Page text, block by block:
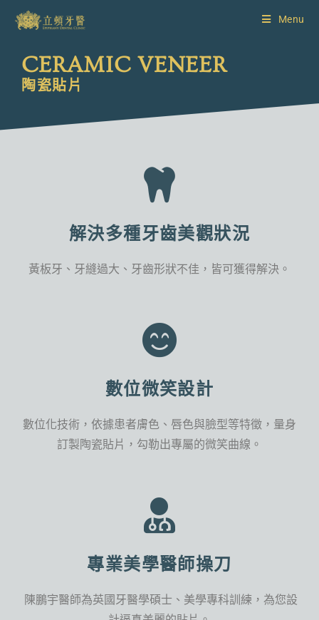
Menu
CERAMIC VENEER
陶瓷貼片
解決多種牙齒美觀狀況
黃板牙、牙縫過大、牙齒形狀不佳，皆可獲得解決。
數位微笑設計
數位化技術，依據患者膚色、 唇色與臉型等特徵，量身
訂製陶瓷貼片，勾勒出專屬的微笑曲線。
專業美學醫師操刀
陳鵬宇醫師為英國牙醫學碩士、美學專科訓練，為您設